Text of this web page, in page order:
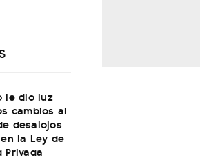
le dio luz
cambios al
desalojos
la Ley de
Privada